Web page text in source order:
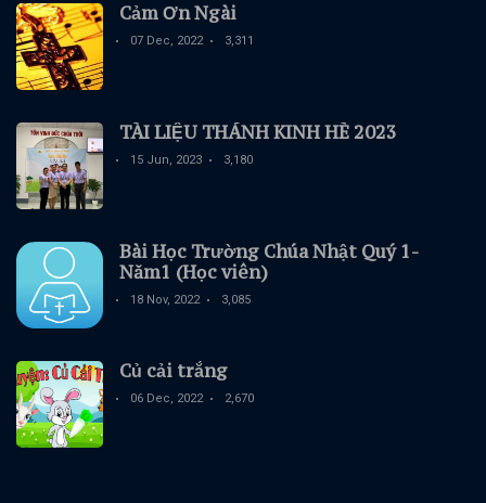
Cảm Ơn Ngài
07 Dec, 2022 3,311
TÀI LIỆU THÁNH KINH HÈ 2023
15 Jun, 2023 3,180
Bài Học Trường Chúa Nhật Quý 1-
Năm1 (Học viên)
18 Nov, 2022 3,085
Củ cải trắng
06 Dec, 2022 2,670